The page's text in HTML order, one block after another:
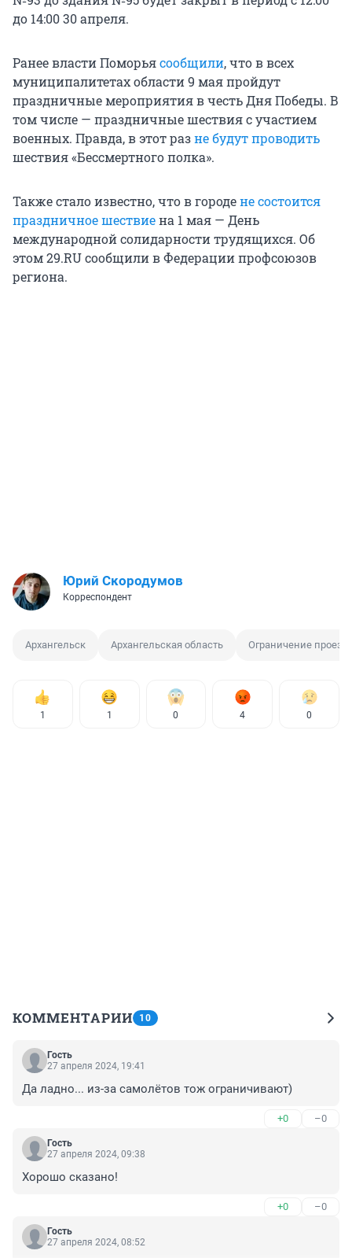
до 14:00 30 апреля.
Ранее власти Поморьясообщили, что в всех
муниципалитетах области 9 мая пройдут
праздничные мероприятия в честь Дня Победы. В
том числе — праздничные шествия с участием
военных. Правда, в этот разне будут проводить
шествия «Бессмертного полка».
Также стало известно, что в городене состоится
праздничное шествиена 1 мая — День
международной солидарности трудящихся. Об
этом 29.RU сообщили в Федерации профсоюзов
региона.
Юрий Скородумов
Корреспондент
Архангельск Архангельская область Ограничение
1 1 0 4 0
КОММЕНТАРИИ 10
Гость
27 апреля 2024, 19:41
Да ладно... из-за самолётов тож ограничивают)
+0 –0
Гость
27 апреля 2024, 09:38
Хорошо сказано!
+0 –0
Гость
27 апреля 2024, 08:52